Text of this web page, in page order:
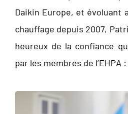
Daikin Europe, et évoluant
chauffage depuis 2007,
heureux de la confiance
par les membres de l’EHPA :